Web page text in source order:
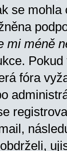
se
mi méně
fóra